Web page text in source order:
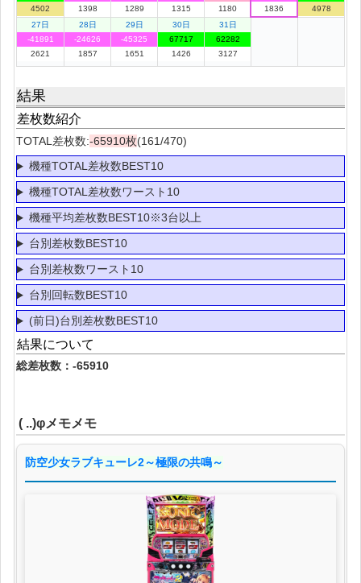
4502
1398
1289
1315
1180
1836
4978
27日
-41891
2621
28日
-24626
1857
29日
-45325
1651
30日
67717
1426
31日
62282
3127
結果
差枚数紹介
TOTAL差枚数:-65910枚(161/470)
機種TOTAL差枚数BEST10
機種TOTAL差枚数ワースト10
機種平均差枚数BEST10※3台以上
台別差枚数BEST10
台別差枚数ワースト10
台別回転数BEST10
(前日)台別差枚数BEST10
結果について
総差枚数：-65910
( ..)φメモメモ
防空少女ラブキューレ2～極限の共鳴～